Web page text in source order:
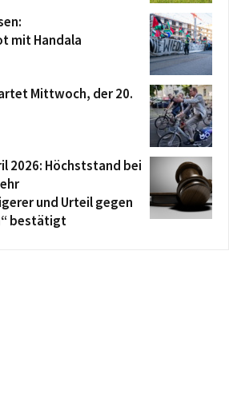
mit Handala
Mittwoch, der 20.
2026: Höchststand bei
und Urteil gegen
bestätigt